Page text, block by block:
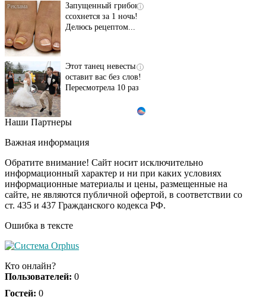
i
Запущенный грибок
ссохнется за 1 ночь!
Делюсь рецептом...
i
Этот танец невесты
оставит вас без слов!
Пересмотрела 10 раз
Ролик длится пару
шоке от увиденного
i
Ролик из Омска: вы
будете смеяться долго
Ржу не переставая, это
Наши Партнеры
Важная информация
Обратите внимание! Сайт носит исключительно
информационный характер и ни при каких условиях
информационные материалы и цены, размещенные на
сайте, не являются публичной офертой, в соответствии со
ст. 435 и 437 Гражданского кодекса РФ.
Ошибка в тексте
Кто онлайн?
Пользователей: 0
Гостей: 0